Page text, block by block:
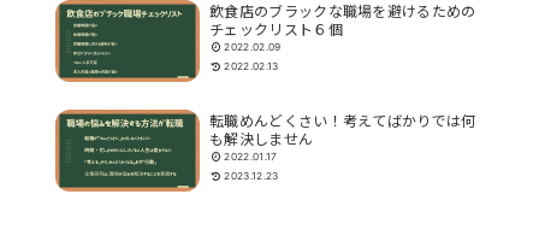
飲食店のブラックな職場を避けるための
チェックリスト６個
2022.02.09
2022.02.13
転職めんどくさい！考えてばかりでは何
も解決しません
2022.01.17
2023.12.23